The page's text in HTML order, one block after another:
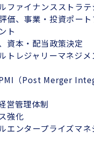
ファイナンスストラテ
価、事業・投資ポート
ト
資本・配当政策決定
トレジャリーマネジメ
PMI（Post Merger
営管理体制
強化
エンタープライズマネ